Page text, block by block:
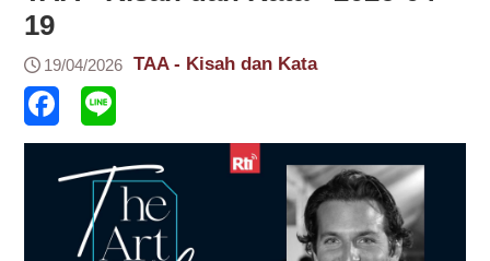
19
19/04/2026 TAA - Kisah dan Kata